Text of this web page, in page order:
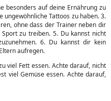
besonders auf deine Ernährung zu
ungewöhnliche Tattoos zu haben. 3.
ohne dass der Trainer neben dir
zu treiben. 5. Du kannst nicht
6. Du kannst dir kein
aufregen.
viel Fett essen. Achte darauf, nicht
viel Gemüse essen. Achte darauf,